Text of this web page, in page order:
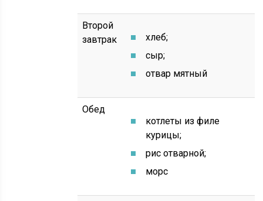
Второй
завтрак
хлеб;
сыр;
отвар мятный
Обед
котлеты из филе
курицы;
рис отварной;
морс